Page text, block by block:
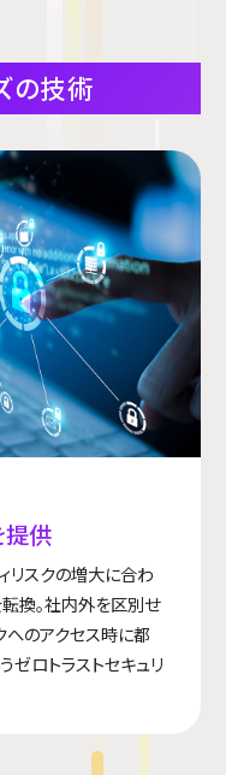
の技術
提供
リスクの増大に合わ
換。社内外を区別せ
へのアクセス時に都
ゼロトラストセキュリ